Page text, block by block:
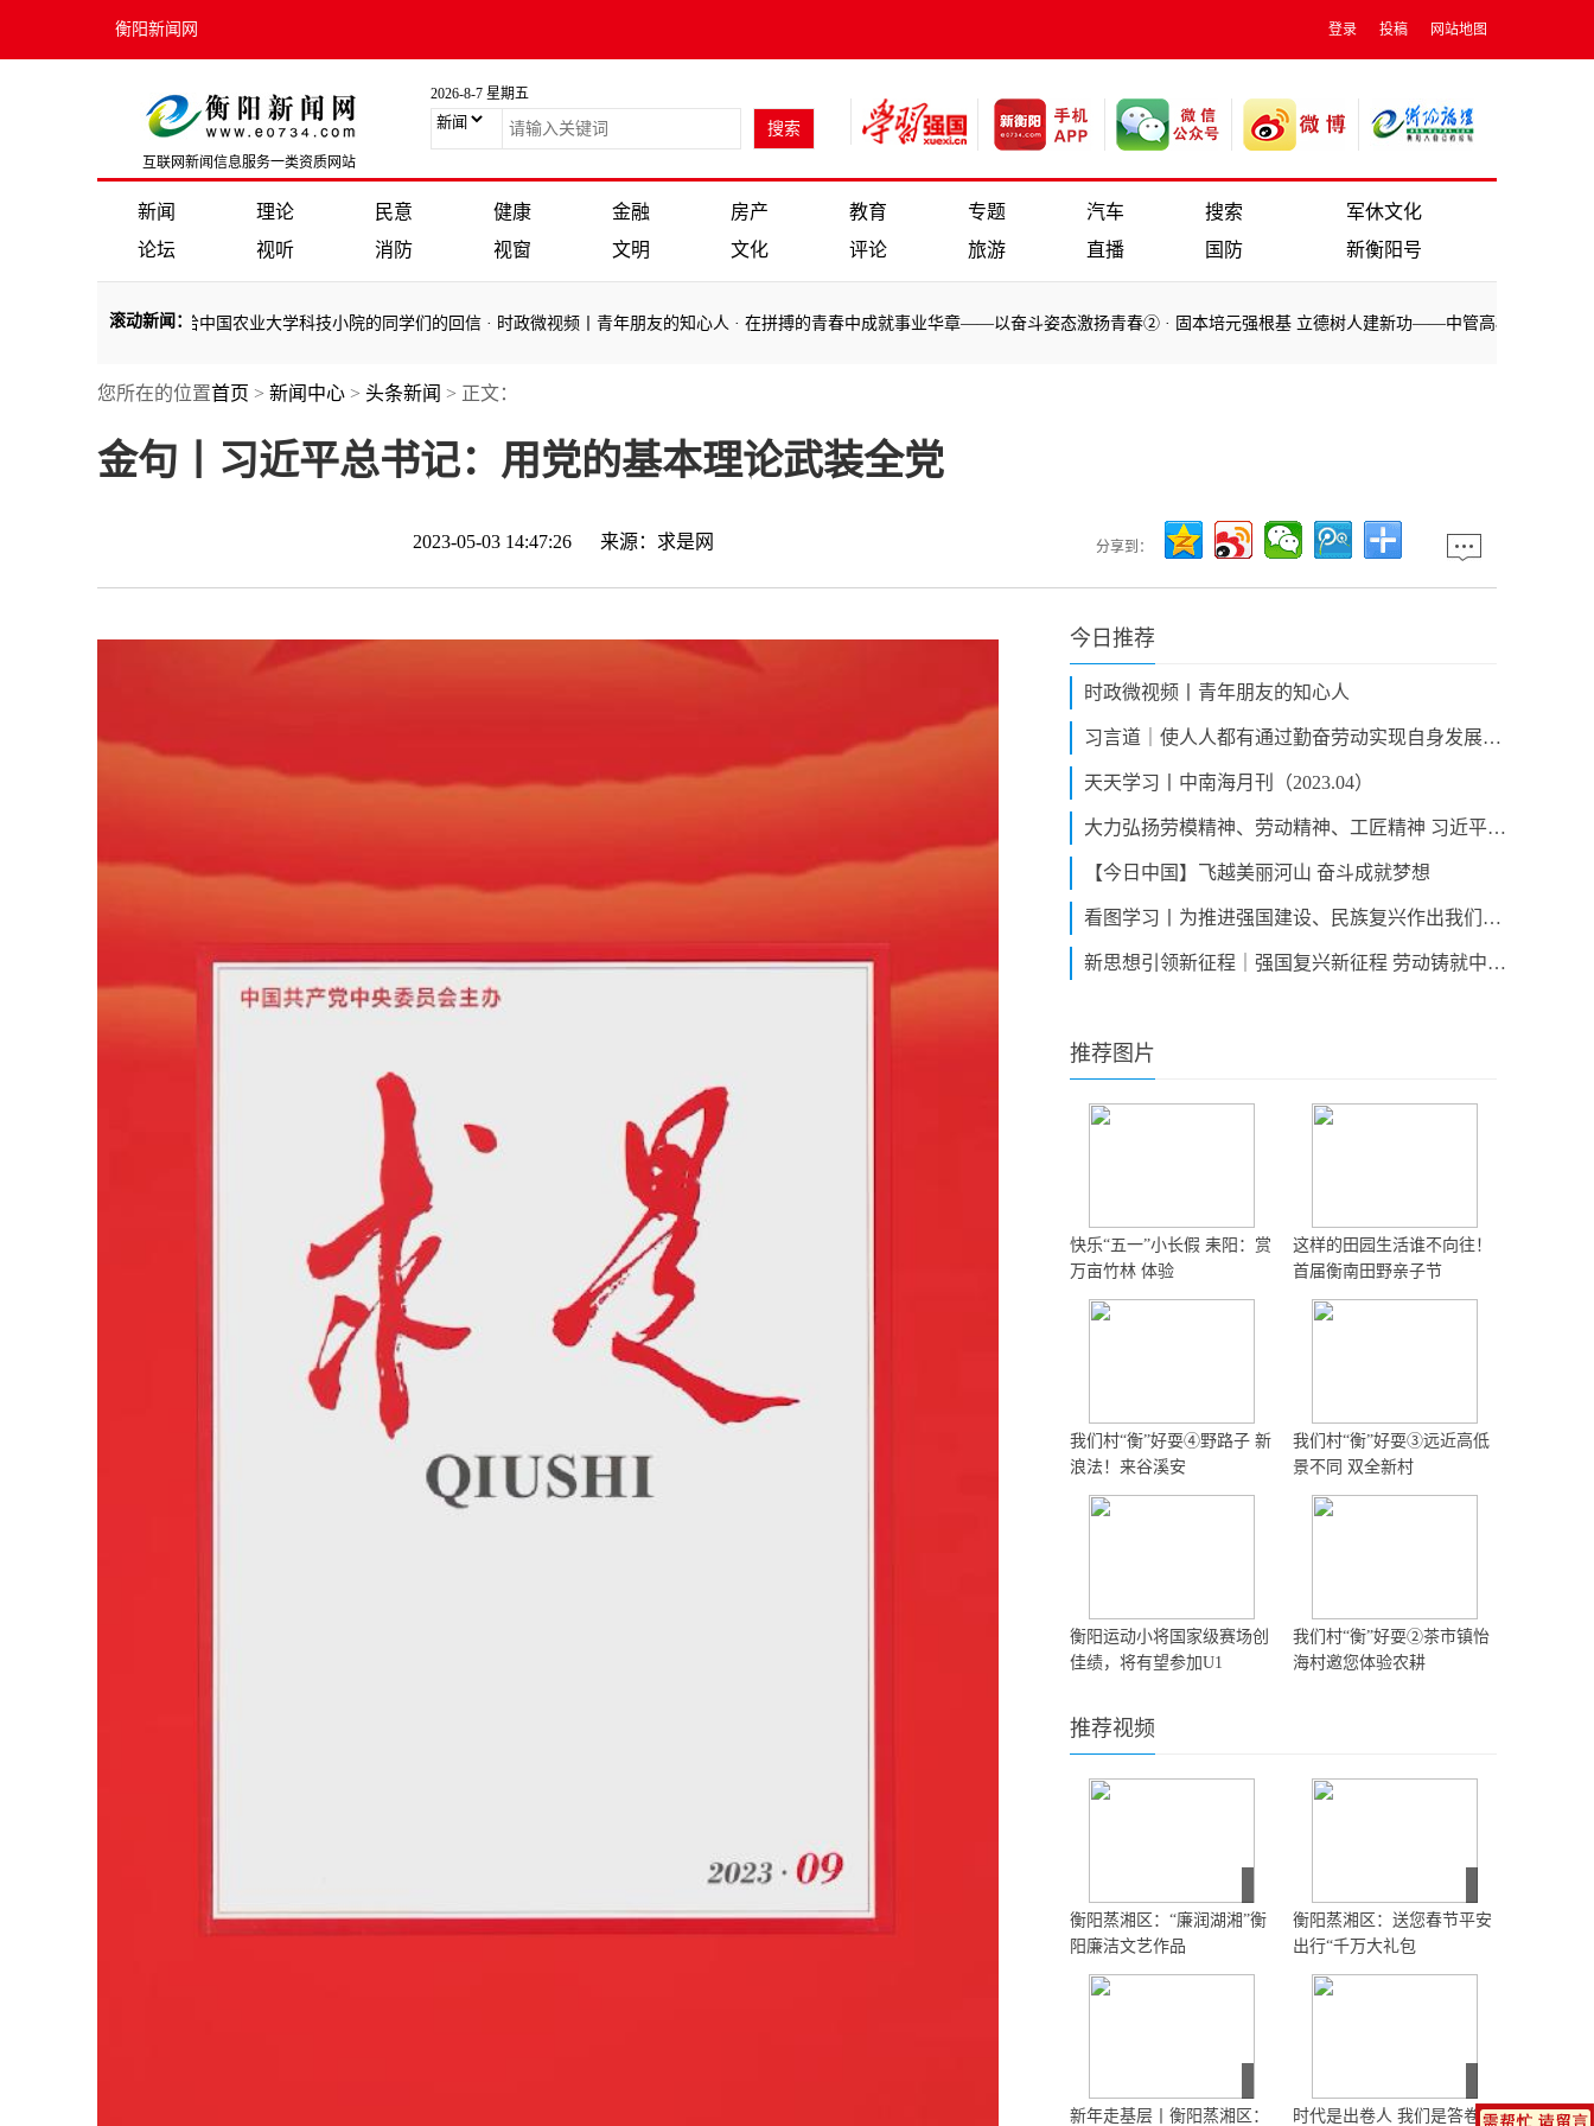
衡阳新闻网 登录 投稿 网站地图
互联网新闻信息服务一类资质网站
2026-8-7 星期五
新闻 理论 民意 健康 金融 房产 教育 专题 汽车 搜索
军休文化
论坛
视听 消防 视窗 文明 文化 评论 旅游 直播 国防 新衡阳号
滚动新闻 ：
习近平给中国农业大学科技小院的同学们的回信·时政微视频丨青年朋友的知心人·在拼搏的青春中成就事业华章——以奋斗姿态激扬青春②·固本培元强根基 立德树人建新功——中管高校扎实推进学习
·习近平给中国农业大学科技小院的同学们的回信 ·时政微视频丨青年朋友的知心人
您所在的位置首页 > 新闻中心 > 头条新闻 > 正文：
金句丨习近平总书记：用党的基本理论武装全党
2023-05-03 14:47:26 来源： 求是网 分享到：
今日推荐
时政微视频丨青年朋友的知心人
习言道｜使人人都有通过勤奋劳动实现自身发展的机会
天天学习丨中南海月刊（2023.04）
大力弘扬劳模精神、劳动精神、工匠精神 习近平总书记这样说
【今日中国】飞越美丽河山 奋斗成就梦想
看图学习丨为推进强国建设、民族复兴作出我们这一代人的应有贡献
新思想引领新征程｜强国复兴新征程 劳动铸就中国梦
推荐图片
快乐“五一”小长假 耒阳：赏
万亩竹林 体验
这样的田园生活谁不向往！
首届衡南田野亲子节
我们村“衡”好耍④野路子 新
浪法！来谷溪安
我们村“衡”好耍③远近高低
景不同 双全新村
衡阳运动小将国家级赛场创
佳绩，将有望参加U1
我们村“衡”好耍②茶市镇怡
海村邀您体验农耕
推荐视频
衡阳蒸湘区：“廉润湖湘”衡
阳廉洁文艺作品
衡阳蒸湘区：送您春节平安
出行“千万大礼包
新年走基层丨衡阳蒸湘区： 时代是出卷人 我们是答卷人